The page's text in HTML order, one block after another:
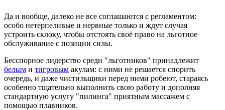
Да и вообще, далеко не все соглашаются с регламентом:
особо нетерпеливые и нервные только и ждут случая
устроить склоку, чтобы отстоять своё право на льготное
обслуживание с позиции силы.
Бесспорное лидерство среди "льготников" принадлежит
белым и тигровым акулам: с ними не решается спорить
очередь, и даже чистильщики перед ними робеют, стараясь
особенно тщательно выполнить свою работу и дополняя
стандартную услугу "пилинга" приятным массажем с
помощью плавников.